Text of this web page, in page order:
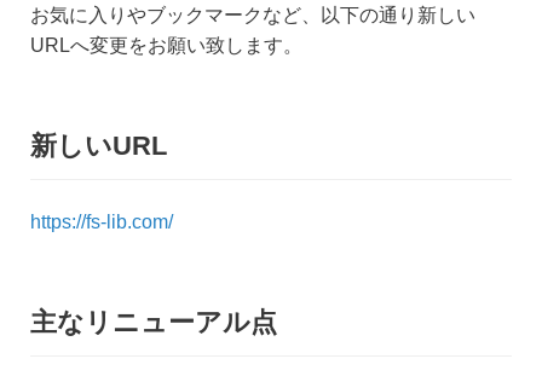
お気に入りやブックマークなど、以下の通り新しい
URLへ変更をお願い致します。
新しいURL
https://fs-lib.com/
主なリニューアル点